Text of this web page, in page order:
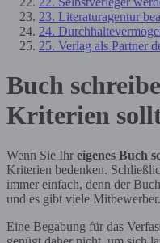
23. Literaturagentur
24.
25. Verlag als Partner
Buch
Kriterien
Wenn Sie Ihr eigenes Buch
Kriterien bedenken.
immer einfach, denn der
und es gibt viele Mitbewerber.
Eine Begabung für das